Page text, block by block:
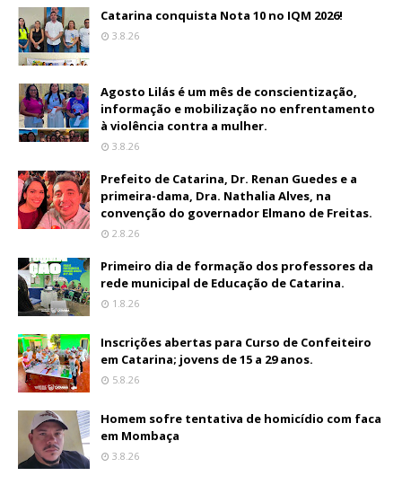
Catarina conquista Nota 10 no IQM 2026!
3.8.26
Agosto Lilás é um mês de conscientização,
informação e mobilização no enfrentamento
à violência contra a mulher.
3.8.26
Prefeito de Catarina, Dr. Renan Guedes e a
primeira-dama, Dra. Nathalia Alves, na
convenção do governador Elmano de Freitas.
2.8.26
Primeiro dia de formação dos professores da
rede municipal de Educação de Catarina.
1.8.26
Inscrições abertas para Curso de Confeiteiro
em Catarina; jovens de 15 a 29 anos.
5.8.26
Homem sofre tentativa de homicídio com faca
em Mombaça
3.8.26